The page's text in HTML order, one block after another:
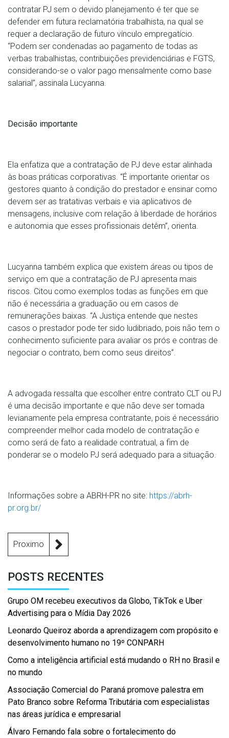
contratar PJ sem o devido planejamento é ter que se
defender em futura reclamatória trabalhista, na qual se
requer a declaração de futuro vínculo empregatício.
“Podem ser condenadas ao pagamento de todas as
verbas trabalhistas, contribuições previdenciárias e FGTS,
considerando-se o valor pago mensalmente como base
salarial”, assinala Lucyanna.
Decisão importante
Ela enfatiza que a contratação de PJ deve estar alinhada
às boas práticas corporativas. “É importante orientar os
gestores quanto à condição do prestador e ensinar como
devem ser as tratativas verbais e via aplicativos de
mensagens, inclusive com relação à liberdade de horários
e autonomia que esses profissionais detêm”, orienta.
Lucyanna também explica que existem áreas ou tipos de
serviço em que a contratação de PJ apresenta mais
riscos. Citou como exemplos todas as funções em que
não é necessária a graduação ou em casos de
remunerações baixas. “A Justiça entende que nestes
casos o prestador pode ter sido ludibriado, pois não tem o
conhecimento suficiente para avaliar os prós e contras de
negociar o contrato, bem como seus direitos”.
A advogada ressalta que escolher entre contrato CLT ou PJ
é uma decisão importante e que não deve ser tomada
levianamente pela empresa contratante, pois é necessário
compreender melhor cada modelo de contratação e
como será de fato a realidade contratual, a fim de
ponderar se o modelo PJ será adequado para a situação.
Informações sobre a ABRH-PR no site: https://abrh-
pr.org.br/
Proximo
POSTS RECENTES
Grupo OM recebeu executivos da Globo, TikTok e Uber
Advertising para o Mídia Day 2026
Leonardo Queiroz aborda a aprendizagem com propósito e
desenvolvimento humano no 19º CONPARH
Como a inteligência artificial está mudando o RH no Brasil e
no mundo
Associação Comercial do Paraná promove palestra em
Pato Branco sobre Reforma Tributária com especialistas
nas áreas jurídica e empresarial
Álvaro Fernando fala sobre o fortalecimento do